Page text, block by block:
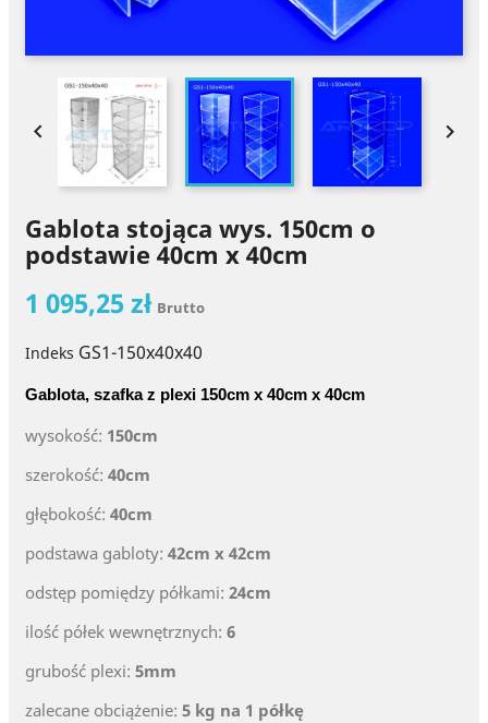
 
Gablota stojąca wys. 150cm o
podstawie 40cm x 40cm
1 095,25 zł Brutto
Indeks GS1-150x40x40
Gablota, szafka z plexi 150cm x 40cm x 40cm
wysokość: 150cm
szerokość: 40cm
głębokość: 40cm
podstawa gabloty: 42cm x 42cm
odstęp pomiędzy półkami: 24cm
ilość półek wewnętrznych: 6
grubość plexi: 5mm
zalecane obciążenie: 5 kg na 1 półkę